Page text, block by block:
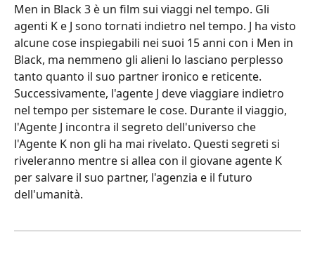
Men in Black 3 è un film sui viaggi nel tempo. Gli
agenti K e J sono tornati indietro nel tempo. J ha visto
alcune cose inspiegabili nei suoi 15 anni con i Men in
Black, ma nemmeno gli alieni lo lasciano perplesso
tanto quanto il suo partner ironico e reticente.
Successivamente, l'agente J deve viaggiare indietro
nel tempo per sistemare le cose. Durante il viaggio,
l'Agente J incontra il segreto dell'universo che
l'Agente K non gli ha mai rivelato. Questi segreti si
riveleranno mentre si allea con il giovane agente K
per salvare il suo partner, l'agenzia e il futuro
dell'umanità.